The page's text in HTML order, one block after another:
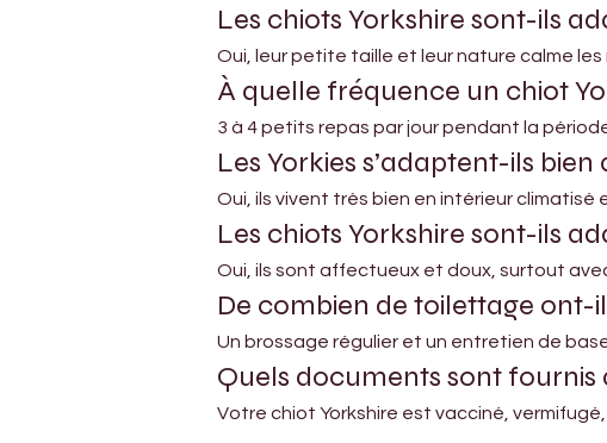
Les chiots Yorkshire sont-ils
Oui, leur petite taille et leur nature calme
À quelle fréquence un chiot
3 à 4 petits repas par jour pendant la
Les Yorkies s’adaptent-ils
Oui, ils vivent très bien en intérieur
Les chiots Yorkshire sont-ils
Oui, ils sont affectueux et doux, surtout
De combien de toilettage ont-
Un brossage régulier et un entretien de
Quels documents sont fournis
Votre chiot Yorkshire est vacciné,